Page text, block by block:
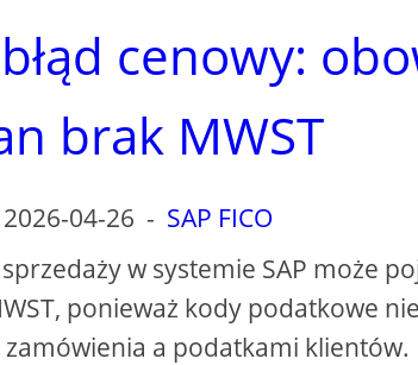
cenowy:
brak MWST
2026-04-26 - SAP FICO
w systemie SAP może
ponieważ kody podatkowe
a podatkami klientów.